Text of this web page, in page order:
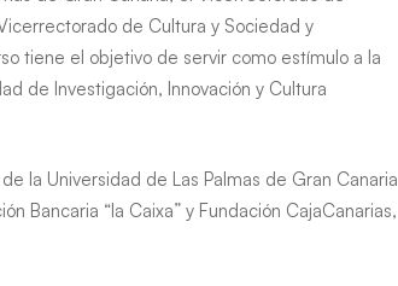
de Cultura y Sociedad y
tiene el objetivo de servir como estímulo a la
de Investigación, Innovación y Cultura
la Universidad de Las Palmas de Gran Canaria
Bancaria “la Caixa” y Fundación CajaCanarias,